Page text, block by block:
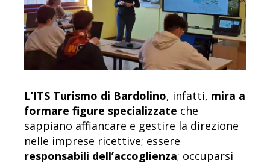
L’ITS Turismo di Bardolino, infatti, mira a
formare figure specializzate che
sappiano affiancare e gestire la direzione
nelle imprese ricettive; essere
responsabili dell’accoglienza; occuparsi